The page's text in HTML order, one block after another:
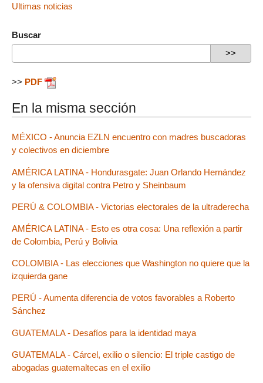
Ultimas noticias
Buscar
>> PDF
En la misma sección
MÉXICO - Anuncia EZLN encuentro con madres buscadoras
y colectivos en diciembre
AMÉRICA LATINA - Hondurasgate: Juan Orlando Hernández
y la ofensiva digital contra Petro y Sheinbaum
PERÚ & COLOMBIA - Victorias electorales de la ultraderecha
AMÉRICA LATINA - Esto es otra cosa: Una reflexión a partir
de Colombia, Perú y Bolivia
COLOMBIA - Las elecciones que Washington no quiere que la
izquierda gane
PERÚ - Aumenta diferencia de votos favorables a Roberto
Sánchez
GUATEMALA - Desafíos para la identidad maya
GUATEMALA - Cárcel, exilio o silencio: El triple castigo de
abogadas guatemaltecas en el exilio